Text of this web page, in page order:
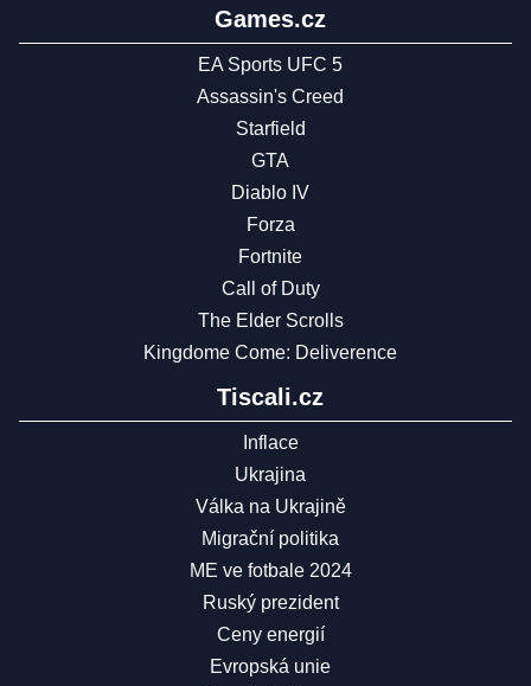
Games.cz
EA Sports UFC 5
Assassin's Creed
Starfield
GTA
Diablo IV
Forza
Fortnite
Call of Duty
The Elder Scrolls
Kingdome Come: Deliverence
Tiscali.cz
Inflace
Ukrajina
Válka na Ukrajině
Migrační politika
ME ve fotbale 2024
Ruský prezident
Ceny energií
Evropská unie